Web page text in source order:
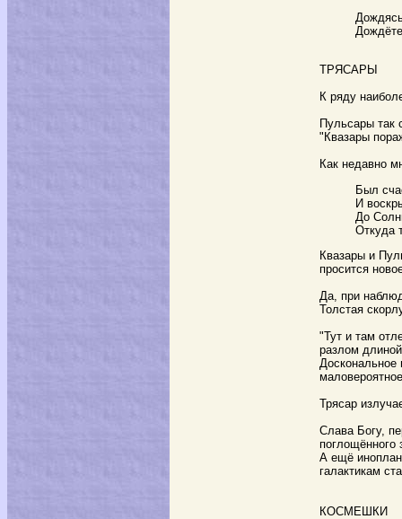
ТРЯСАРЫ
К ряду
Пульсары так
"Квазары
Как недавно
Был
И
До
Откуда
Квазары и
просится
Да, при
Толстая
"Тут и там
разлом
Доскональное
Трясар
Слава Богу,
А ещё
галактикам
КОСМЕШКИ